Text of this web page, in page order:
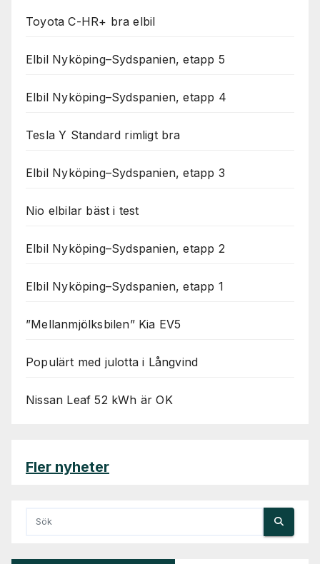
Toyota C-HR+ bra elbil
Elbil Nyköping–Sydspanien, etapp 5
Elbil Nyköping–Sydspanien, etapp 4
Tesla Y Standard rimligt bra
Elbil Nyköping–Sydspanien, etapp 3
Nio elbilar bäst i test
Elbil Nyköping–Sydspanien, etapp 2
Elbil Nyköping–Sydspanien, etapp 1
”Mellanmjölksbilen” Kia EV5
Populärt med julotta i Långvind
Nissan Leaf 52 kWh är OK
Fler nyheter